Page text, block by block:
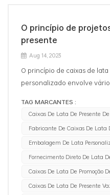
O princípio de
presente
Aug 14, 2023
O princípio de caixas de
personalizado envolve
atraente e funcional. 1.
presente deve ser
criar uma impressão
alcançado por meio do uso
atraentes que se alinham
presente. 2. Marca: A
presente deve comunicar
TAG MARCANTES :
Caixas De Lata De Presente
Fabricante De Caixas De Lata
Embalagem De Lata
Fornecimento Direto De Lata
Caixas De Lata De Promoção
Caixas De Lata De Presente